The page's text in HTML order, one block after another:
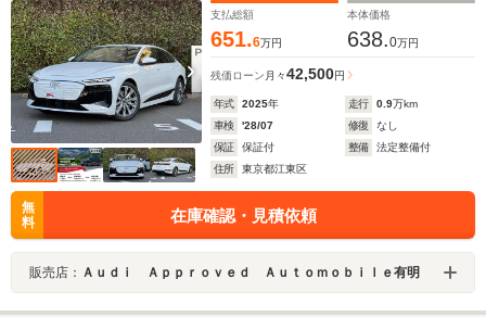
支払総額
651.6万円
本体価格
638.0万円
残価ローン 月々42,500円
年式 2025年 走行 0.9万km
車検
'28/07 修復
なし
保証
保証付 整備
法定整備付
住所
東京都江東区
無
料
在庫確認・見積依頼
販売店： Ａｕｄｉ Ａｐｐｒｏｖｅｄ Ａｕｔｏｍｏｂｉｌｅ有明